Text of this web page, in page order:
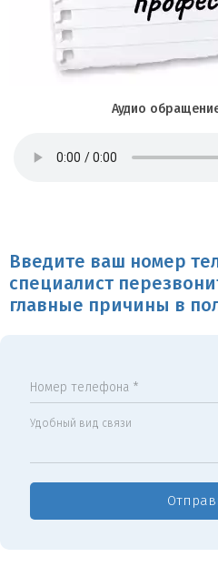
Аудио
Введите ваш номер
специалист
главные причины в
Номер телефона *
Удобный вид связи